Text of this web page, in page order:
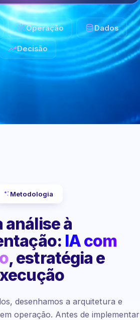
Operação Dados
Decisão
Metodologia
análise à
IA com
, estratégia e
desenhamos a arquitetura e
operação. Antes de implementar